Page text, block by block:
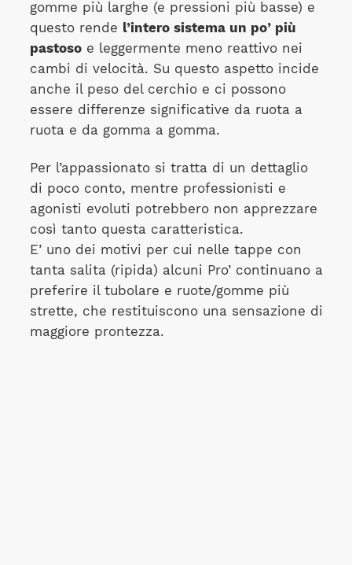
gomme più larghe (e pressioni più basse) e
questo rende l’intero sistema un po’ più
pastosoe leggermente meno reattivo nei
cambi di velocità. Su questo aspetto incide
anche il peso del cerchio e ci possono
essere differenze significative da ruota a
ruota e da gomma a gomma.
Per l’appassionato si tratta di un dettaglio
di poco conto, mentre professionisti e
agonisti evoluti potrebbero non apprezzare
così tanto questa caratteristica.
E’ uno dei motivi per cui nelle tappe con
tanta salita (ripida) alcuni Pro’ continuano a
preferire il tubolare e ruote/gomme più
strette, che restituiscono una sensazione di
maggiore prontezza.